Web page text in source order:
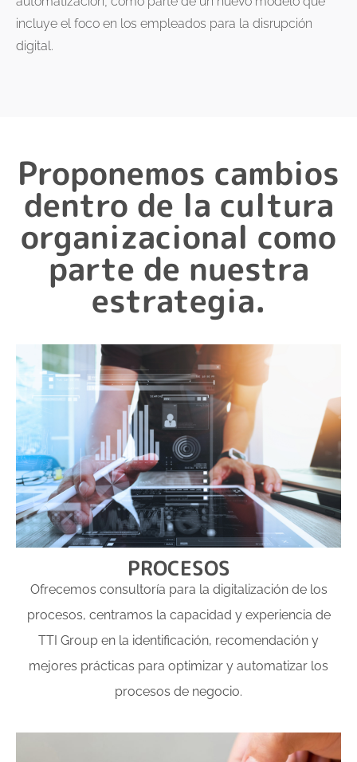
incluye el foco en los empleados para la disrupción
digital.
Proponemos cambios
dentro de la cultura
organizacional como
parte de nuestra
estrategia.
PROCESOS
Ofrecemos consultoría para la digitalización de los
procesos, centramos la capacidad y experiencia de
TTI Group en la identificación, recomendación y
mejores prácticas para optimizar y automatizar los
procesos de negocio.